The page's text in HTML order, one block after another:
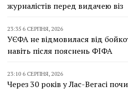
журналістів перед видачею віз
23:35 6 СЕРПНЯ, 2026
УЄФА не відмовилася від
навіть після пояснень ФІФА
23:10 6 СЕРПНЯ, 2026
Через 30 років у Лас-Вегасі